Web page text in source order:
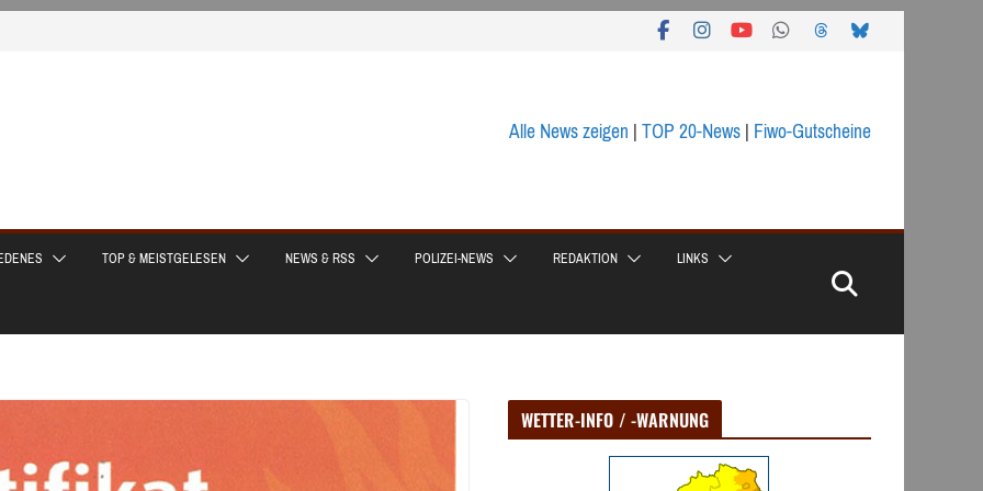
Alle News zeigen|TOP 20-News|Fiwo-Gutscheine
TOP & MEISTGELESEN NEWS & RSS POLIZEI-NEWS REDAKTION LINKS
WETTER-INFO / -WARNUNG